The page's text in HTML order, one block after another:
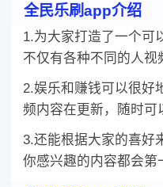
全民乐刷app介绍
1.为大家打造了一个可
不仅有各种不同的人视
2.娱乐和赚钱可以很好
频内容在更新，随时可
3.还能根据大家的喜好
你感兴趣的内容都会第